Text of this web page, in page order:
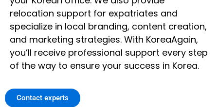
relocation support for expatriates and
specialize in local branding, content creation,
and marketing strategies. With KoreaAgain,
you’ll receive professional support every step
of the way to ensure your success in Korea.
Contact experts